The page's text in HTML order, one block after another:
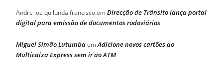
Andre joe quilunda franciscoemDirecção de Trânsito lança portal
digital para emissão de documentos rodoviários
Miguel Simão LutumbaemAdicione novos cartões ao
Multicaixa Express sem ir ao ATM